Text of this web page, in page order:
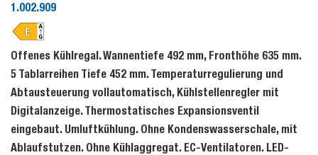
1.002.909
Offenes Kühlregal. Wannentiefe 492 mm, Fronthöhe 635 mm.
5 Tablarreihen Tiefe 452 mm. Temperaturregulierung und
Abtausteuerung vollautomatisch, Kühlstellenregler mit
Digitalanzeige. Thermostatisches Expansionsventil
eingebaut. Umluftkühlung. Ohne Kondenswasserschale, mit
Ablaufstutzen. Ohne Kühlaggregat. EC-Ventilatoren. LED-